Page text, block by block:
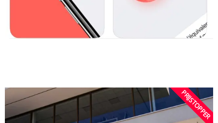
PRIJSTOPPER